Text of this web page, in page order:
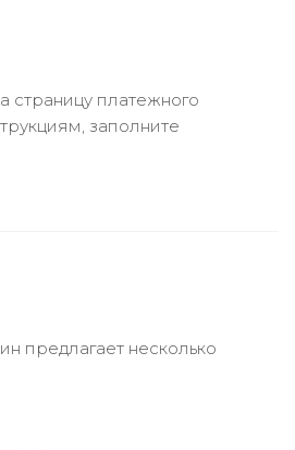
страницу платежного
заполните
предлагает несколько